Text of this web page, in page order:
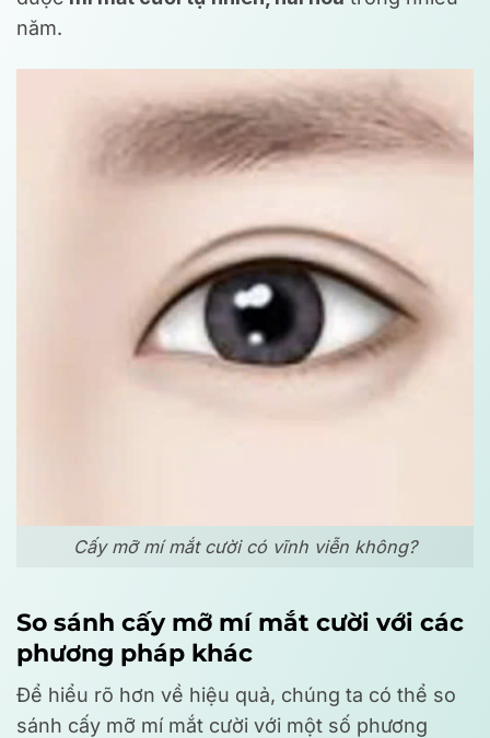
năm.
Cấy mỡ mí mắt cười có vĩnh viễn không?
So sánh cấy mỡ mí mắt cười với các
phương pháp khác
Để hiểu rõ hơn về hiệu quả, chúng ta có thể so
sánh cấy mỡ mí mắt cười với một số phương